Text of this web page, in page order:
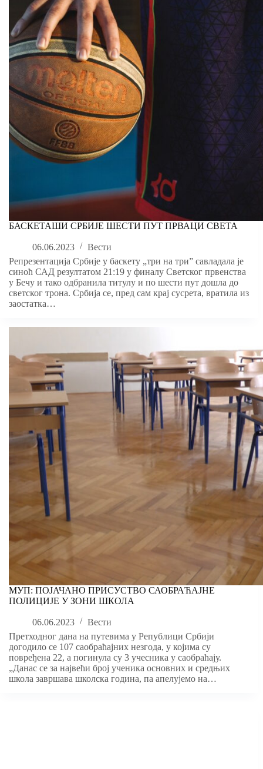
БАСКЕТАШИ СРБИЈЕ ШЕСТИ ПУТ ПРВАЦИ СВЕТА
06.06.2023
Вести
Репрезентација Србије у баскету „три на три” савладалa је
синоћ САД резултатом 21:19 у финалу Светског првенства
у Бечу и тако одбранила титулу и по шести пут дошла до
светског трона. Србија се, пред сам крај сусрета, вратила из
заостатка…
МУП: ПОЈАЧАНО ПРИСУСТВО САОБРАЋАЈНЕ
ПОЛИЦИЈЕ У ЗОНИ ШКОЛA
06.06.2023
Вести
Претходног дана на путевима у Републици Србији
догодило се 107 саобраћајних незгода, у којима су
повређена 22, а погинула су 3 учесника у саобраћају.
„Данас се за највећи број ученика основних и средњих
школа завршава школска година, па апелујемо на…